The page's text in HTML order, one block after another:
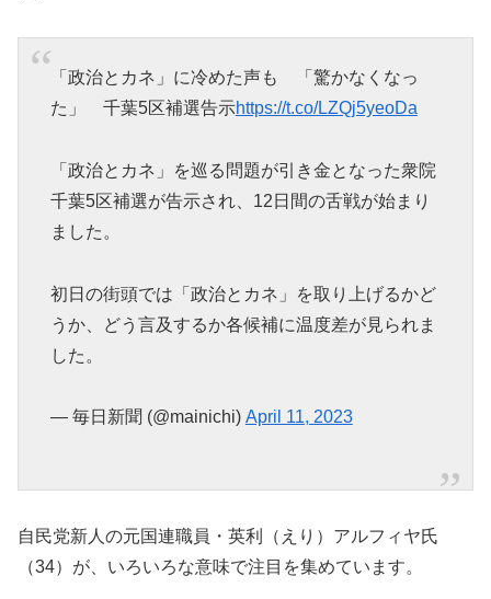
「政治とカネ」に冷めた声も 「驚かなくなっ
た」 千葉5区補選告示https://t.co/LZQj5yeoDa
「政治とカネ」を巡る問題が引き金となった衆院
千葉5区補選が告示され、12日間の舌戦が始まり
ました。
初日の街頭では「政治とカネ」を取り上げるかど
うか、どう言及するか各候補に温度差が見られま
した。
— 毎日新聞 (@mainichi) April 11, 2023
自民党新人の元国連職員・英利（えり）アルフィヤ氏
（34）が、いろいろな意味で注目を集めています。